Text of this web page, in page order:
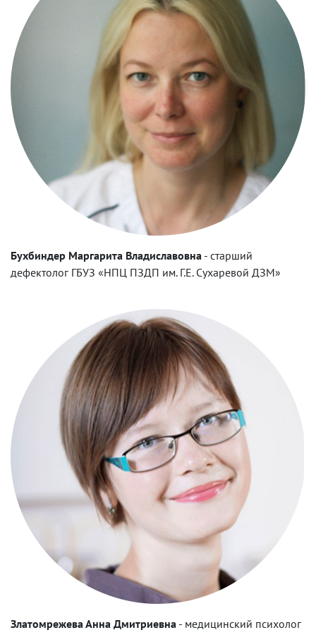
Бухбиндер Маргарита Владиславовна - старший
дефектолог ГБУЗ «НПЦ ПЗДП им. Г.Е. Сухаревой ДЗМ»
Златомрежева Анна Дмитриевна - медицинский психолог